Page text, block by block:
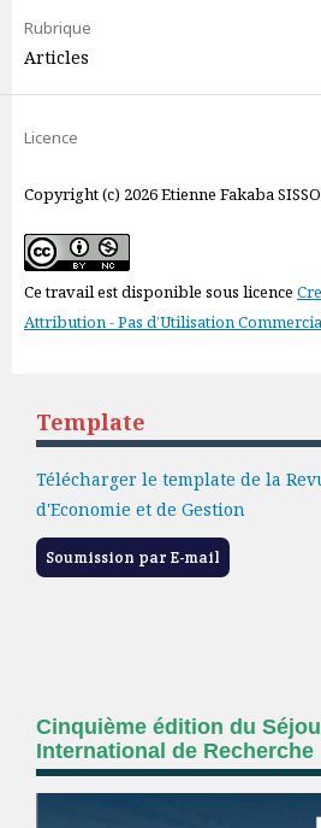
Rubrique
Articles
Licence
Copyright (c) 2026 Etienne Fakaba
Ce travail est disponible sous licence
Attribution - Pas d’Utilisation
Template
Télécharger le template de la
d'Economie et de Gestion
Soumission par E-mail
Cinquième édition du
International de Recherche